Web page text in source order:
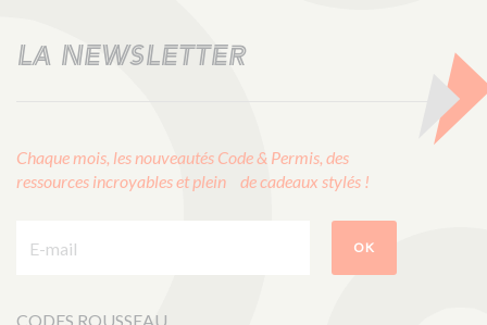
LA NEWSLETTER
Chaque mois, les nouveautés Code & Permis, des
ressources incroyables et plein de cadeaux stylés !
OK
CODES ROUSSEAU